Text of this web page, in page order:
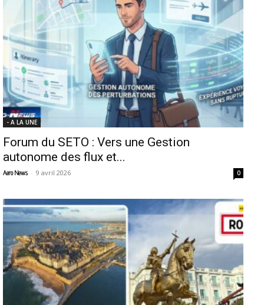
- A LA UNE
Forum du SETO : Vers une Gestion
autonome des flux et...
Aero News - 9 avril 2026 0